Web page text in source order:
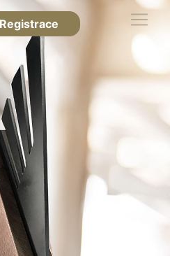
Registrace